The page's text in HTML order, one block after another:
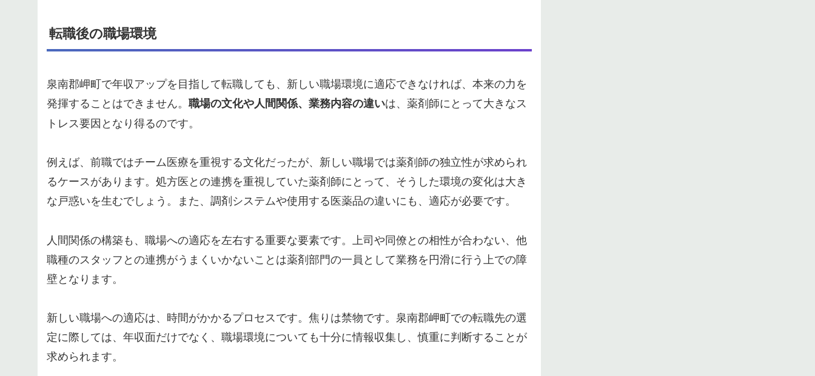
転職後の職場環境
泉南郡岬町で年収アップを目指して転職しても、新しい職場環境に適応できなければ、本来の力を
発揮することはできません。 職場の文化や人間関係、業務内容の違いは、薬剤師にとって大きなス
トレス要因となり得るのです。
例えば、前職ではチーム医療を重視する文化だったが、新しい職場では薬剤師の独立性が求められ
るケースがあります。処方医との連携を重視していた薬剤師にとって、そうした環境の変化は大き
な戸惑いを生むでしょう。また、調剤システムや使用する医薬品の違いにも、適応が必要です。
人間関係の構築も、職場への適応を左右する重要な要素です。上司や同僚との相性が合わない、他
職種のスタッフとの連携がうまくいかないことは薬剤部門の一員として業務を円滑に行う上での障
壁となります。
新しい職場への適応は、時間がかかるプロセスです。焦りは禁物です。泉南郡岬町での転職先の選
定に際しては、年収面だけでなく、職場環境についても十分に情報収集し、慎重に判断することが
求められます。